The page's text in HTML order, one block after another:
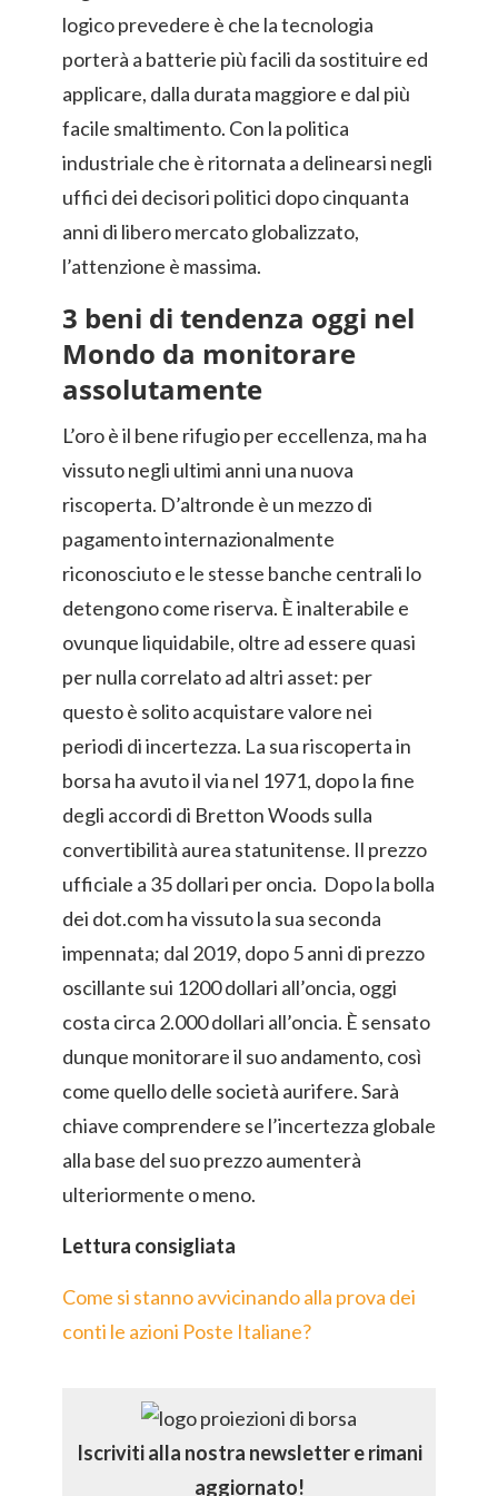
logico prevedere è che la tecnologia
porterà a batterie più facili da sostituire ed
applicare, dalla durata maggiore e dal più
facile smaltimento. Con la politica
industriale che è ritornata a delinearsi negli
uffici dei decisori politici dopo cinquanta
anni di libero mercato globalizzato,
l’attenzione è massima.
3 beni di tendenza oggi nel
Mondo da monitorare
assolutamente
L’oro è il bene rifugio per eccellenza, ma ha
vissuto negli ultimi anni una nuova
riscoperta. D’altronde è un mezzo di
pagamento internazionalmente
riconosciuto e le stesse banche centrali lo
detengono come riserva. È inalterabile e
ovunque liquidabile, oltre ad essere quasi
per nulla correlato ad altri asset: per
questo è solito acquistare valore nei
periodi di incertezza. La sua riscoperta in
borsa ha avuto il via nel 1971, dopo la fine
degli accordi di Bretton Woods sulla
convertibilità aurea statunitense. Il prezzo
ufficiale a 35 dollari per oncia. Dopo la bolla
dei dot.com ha vissuto la sua seconda
impennata; dal 2019, dopo 5 anni di prezzo
oscillante sui 1200 dollari all’oncia, oggi
costa circa 2.000 dollari all’oncia. È sensato
dunque monitorare il suo andamento, così
come quello delle società aurifere. Sarà
chiave comprendere se l’incertezza globale
alla base del suo prezzo aumenterà
ulteriormente o meno.
Lettura consigliata
Come si stanno avvicinando alla prova dei
conti le azioni Poste Italiane?
Iscriviti alla nostra newsletter e rimani
aggiornato!